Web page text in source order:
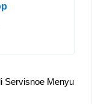
Servisnoe Menyu